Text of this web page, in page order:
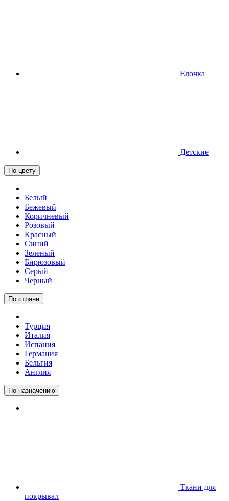
Елочка
Детские
По цвету
Белый
Бежевый
Коричневый
Розовый
Красный
Синий
Зеленый
Бирюзовый
Серый
Черный
По стране
Турция
Италия
Испания
Германия
Бельгия
Англия
По назначению
Ткани для
покрывал